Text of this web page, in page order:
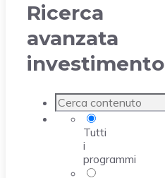
Ricerca
avanzata
investimento
Tutti
i
programmi